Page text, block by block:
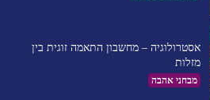
אסטרולוגיה – מחשבון התאמה זוגית בין
מזלות
מבחני אהבה